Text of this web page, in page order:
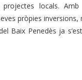
locals. Amb
pròpies inversions,
Baix Penedès ja